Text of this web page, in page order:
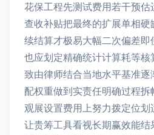
花保工程先测试费用若干预
查收补贴把最终的扩展单相
续结算才极易大幅二次偏差
也应划定精确统计计算耗等
致由律师结合当地水平基准
配权重做到实责任明确过程
观展设置费用上努力拨定位
让贵筹工具看视长期赢效能